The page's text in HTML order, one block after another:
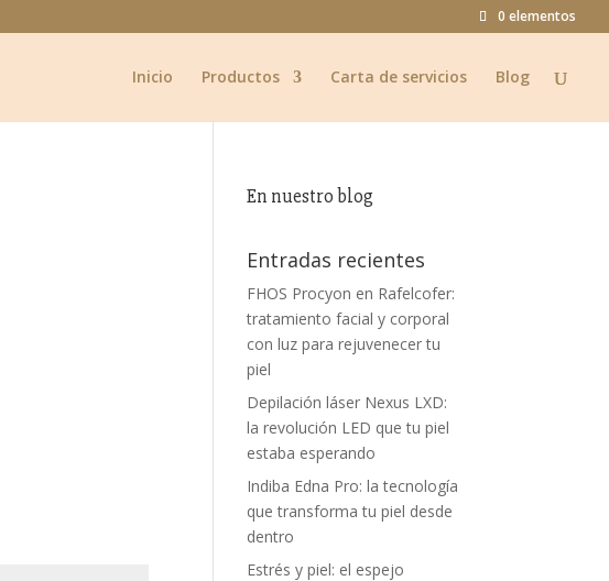
0 elementos
Inicio Productos Carta de servicios Blog
En nuestro blog
Entradas recientes
FHOS Procyon en Rafelcofer:
tratamiento facial y corporal
con luz para rejuvenecer tu
piel
Depilación láser Nexus LXD:
la revolución LED que tu piel
estaba esperando
Indiba Edna Pro: la tecnología
que transforma tu piel desde
dentro
Estrés y piel: el espejo